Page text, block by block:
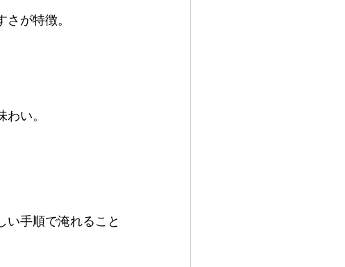
が特徴。
い。
い手順で淹れること